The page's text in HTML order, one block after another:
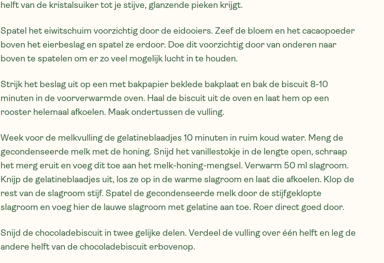
helft van de kristalsuiker tot je stijve, glanzende pieken krijgt.
Spatel het eiwitschuim voorzichtig door de eidooiers. Zeef de bloem en het cacaopoeder
boven het eierbeslag en spatel ze erdoor. Doe dit voorzichtig door van onderen naar
boven te spatelen om er zo veel mogelijk lucht in te houden.
Strijk het beslag uit op een met bakpapier beklede bakplaat en bak de biscuit 8-10
minuten in de voorverwarmde oven. Haal de biscuit uit de oven en laat hem op een
rooster helemaal afkoelen. Maak ondertussen de vulling.
Week voor de melkvulling de gelatineblaadjes 10 minuten in ruim koud water. Meng de
gecondenseerde melk met de honing. Snijd het vanillestokje in de lengte open, schraap
het merg eruit en voeg dit toe aan het melk-honing-mengsel. Verwarm 50 ml slagroom.
Knijp de gelatineblaadjes uit, los ze op in de warme slagroom en laat die afkoelen. Klop de
rest van de slagroom stijf. Spatel de gecondenseerde melk door de stijfgeklopte
slagroom en voeg hier de lauwe slagroom met gelatine aan toe. Roer direct goed door.
Snijd de chocoladebiscuit in twee gelijke delen. Verdeel de vulling over één helft en leg de
andere helft van de chocoladebiscuit erbovenop.